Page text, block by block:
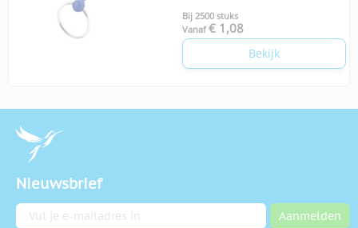
Bij 2500 stuks
Vanaf € 1,08
Bekijk
Nieuwsbrief
E-mailadres Aanmelden